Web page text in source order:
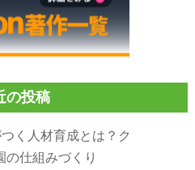
の投稿
く人材育成とは？ク
の仕組みづくり